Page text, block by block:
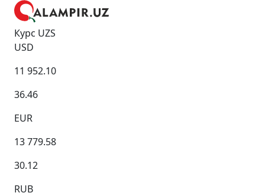
Курс UZS
USD
11 952.10
36.46
EUR
13 779.58
30.12
RUB